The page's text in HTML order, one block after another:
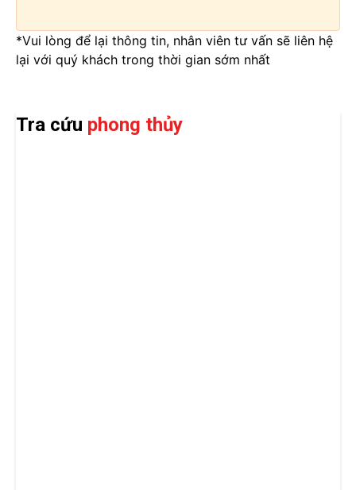
*Vui lòng để lại thông tin, nhân viên tư vấn sẽ liên hệ
lại với quý khách trong thời gian sớm nhất
Tra cứu phong thủy